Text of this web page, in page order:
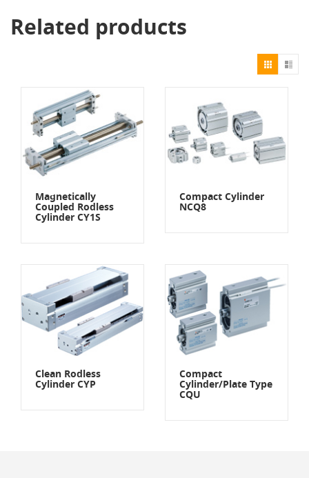
Related products
Magnetically
Coupled Rodless
Cylinder CY1S
Compact Cylinder
NCQ8
Clean Rodless
Cylinder CYP
Compact
Cylinder/Plate Type
CQU